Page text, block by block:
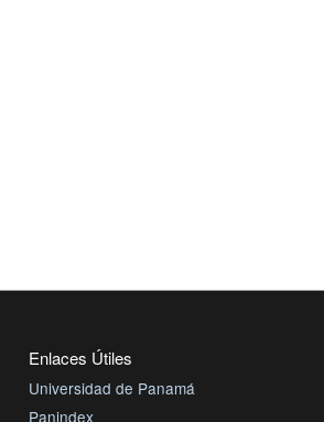
Enlaces Útiles
Universidad de Panamá
Panindex